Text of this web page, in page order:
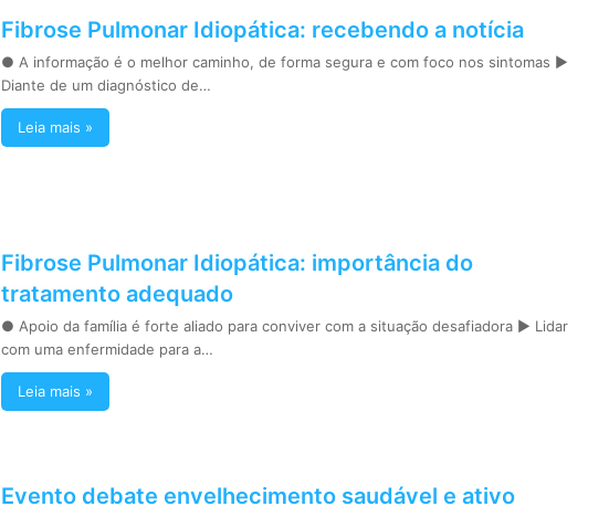
Fibrose Pulmonar Idiopática: recebendo a notícia
● A informação é o melhor caminho, de forma segura e com foco nos sintomas ►
Diante de um diagnóstico de…
Leia mais »
Fibrose Pulmonar Idiopática: importância do
tratamento adequado
● Apoio da família é forte aliado para conviver com a situação desafiadora ► Lidar
com uma enfermidade para a…
Leia mais »
Evento debate envelhecimento saudável e ativo